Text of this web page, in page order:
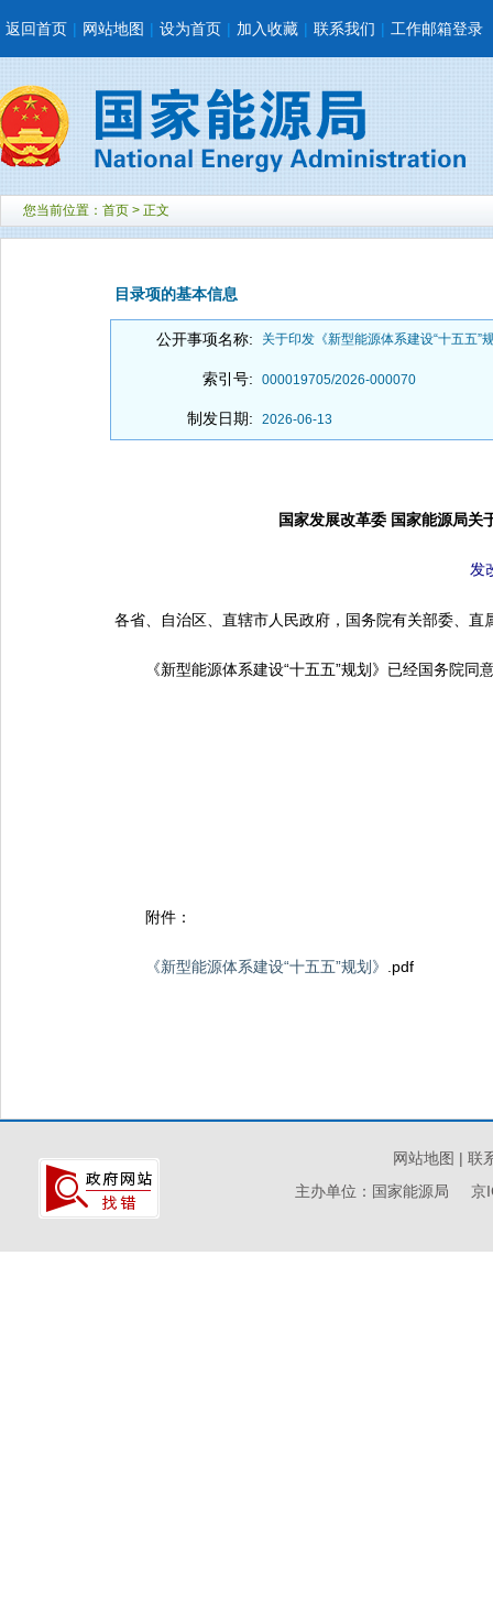
返回首页 | 网站地图 | 设为首页 | 加入收藏 | 联系我们 | 工作邮箱登录
您当前位置： 首页 > 正文
目录项的基本信息
公开事项名称: 关于印发《新型能源体系建设“十五五
索引号: 000019705/2026-000070
制发日期: 2026-06-13
国家发展改革委 国家能源局关
发
各省、自治区、直辖市人民政府，国务院有关部委、直
《新型能源体系建设“十五五”规划》已经国务院同
附件：
《新型能源体系建设“十五五”规划》 .pdf